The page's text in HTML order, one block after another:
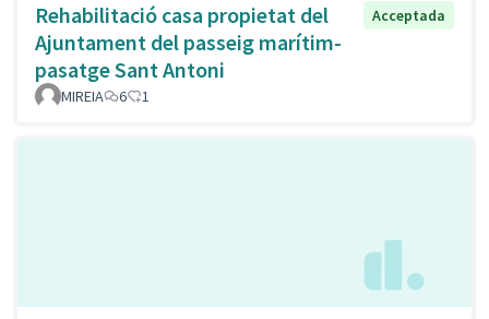
Rehabilitació casa propietat del
Ajuntament del passeig marítim-
pasatge Sant Antoni
Acceptada
MIREIA 6 1